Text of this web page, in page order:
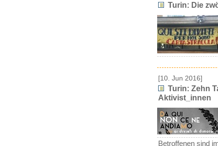
Turin: Die
[10. Jun 2016]
Turin: Zehn
Aktivist_innen
Betroffenen sind